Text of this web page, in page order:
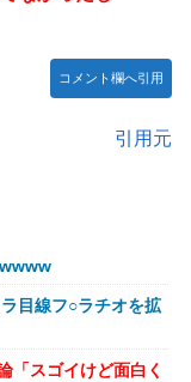
コメント欄へ引用
引用元
目線フ○ラチオを拡
「スゴイけど面白く